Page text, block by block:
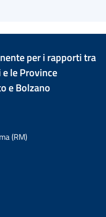
per i rapporti tra
le Province
e Bolzano
(RM)